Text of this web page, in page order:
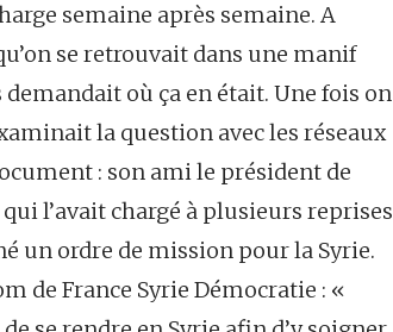
semaine après semaine. A
se retrouvait dans une manif
demandait où ça en était. Une fois on
la question avec les réseaux
: son ami le président de
l’avait chargé à plusieurs reprises
un ordre de mission pour la Syrie.
de France Syrie Démocratie : «